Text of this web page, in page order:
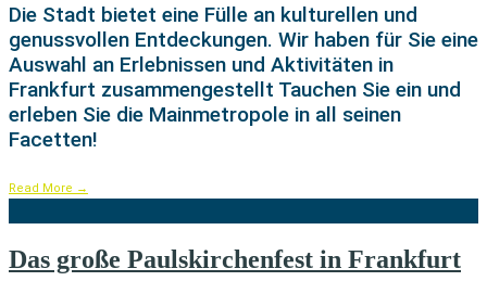
Die Stadt bietet eine Fülle an kulturellen und
genussvollen Entdeckungen. Wir haben für Sie eine
Auswahl an Erlebnissen und Aktivitäten in
Frankfurt zusammengestellt Tauchen Sie ein und
erleben Sie die Mainmetropole in all seinen
Facetten!
Read More →
Das große Paulskirchenfest in Frankfurt